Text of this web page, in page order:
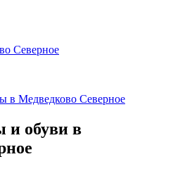
Северное
в Медведково Северное
и обуви в